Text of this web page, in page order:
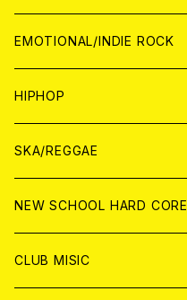
ANALOG
ANALOG
CD
ANALOG
CD
ANALOG
WORLD
CD
ANALOG
JAPAN
CD
ANALOG
WORLD
ANALOG
CD
EMOTIONAL/INDIE ROCK
JAPAN
CD
ANALOG
WORLD
CD
ANALOG
HIPHOP
JAPAN
CD
ANALOG
WORLD
CD
SKA/REGGAE
JAPAN
CD
WORLD
NEW SCHOOL HARD CORE
JAPAN
CLUB MISIC